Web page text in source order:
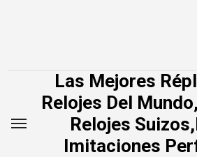
Las Mejores
Relojes Del
Relojes
Imitaciones